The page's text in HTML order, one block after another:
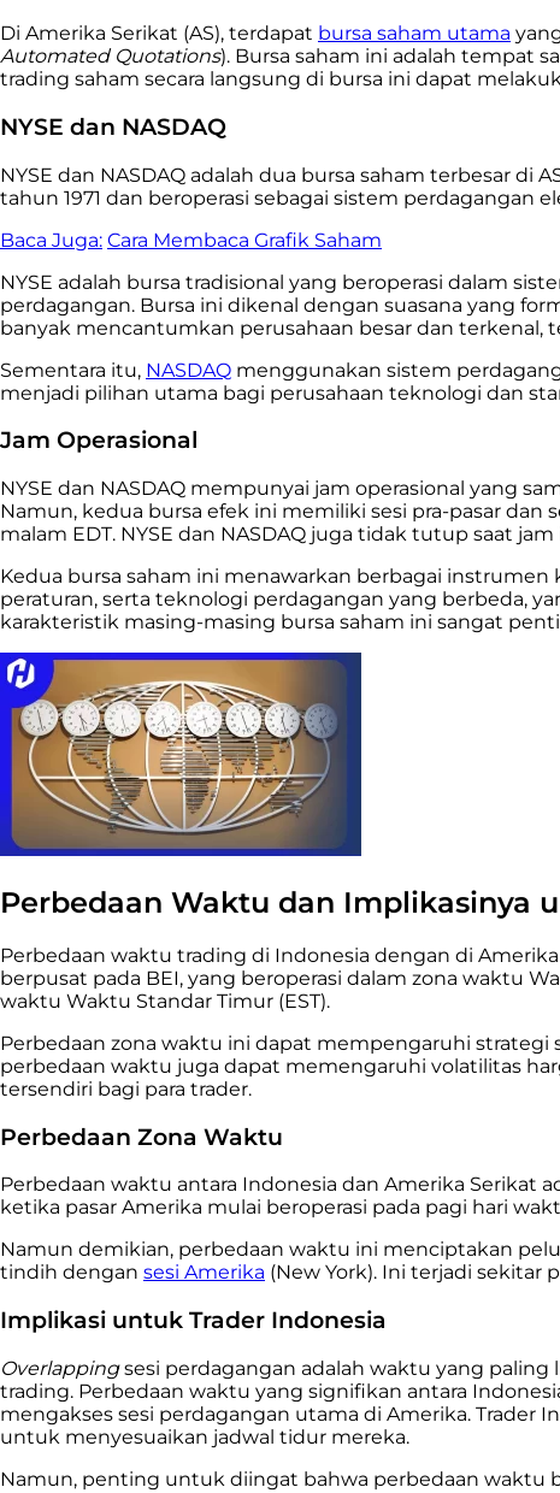
Di Amerika Serikat (AS), terdapat bursa saham utama
Automated Quotations). Bursa saham ini adalah tempat
trading saham secara langsung di bursa ini dapat
NYSE dan NASDAQ
NYSE dan NASDAQ adalah dua bursa saham terbesar di
tahun 1971 dan beroperasi sebagai sistem perdagangan
Baca Juga: Cara Membaca Grafik Saham
NYSE adalah bursa tradisional yang beroperasi dalam
perdagangan. Bursa ini dikenal dengan suasana yang
banyak mencantumkan perusahaan besar dan terkenal,
Sementara itu, NASDAQ menggunakan sistem
menjadi pilihan utama bagi perusahaan teknologi dan
Jam Operasional
NYSE dan NASDAQ mempunyai jam operasional yang
Namun, kedua bursa efek ini memiliki sesi pra-pasar dan
malam EDT. NYSE dan NASDAQ juga tidak tutup saat
Kedua bursa saham ini menawarkan berbagai
peraturan, serta teknologi perdagangan yang berbeda,
karakteristik masing-masing bursa saham ini sangat
Perbedaan Waktu dan Implikasinya
Perbedaan waktu trading di Indonesia dengan di
berpusat pada BEI, yang beroperasi dalam zona waktu
waktu Waktu Standar Timur (EST).
Perbedaan zona waktu ini dapat mempengaruhi strategi
perbedaan waktu juga dapat memengaruhi volatilitas
tersendiri bagi para trader.
Perbedaan Zona Waktu
Perbedaan waktu antara Indonesia dan Amerika Serikat
ketika pasar Amerika mulai beroperasi pada pagi hari
Namun demikian, perbedaan waktu ini menciptakan
tindih dengan sesi Amerika (New York). Ini terjadi sekitar
Implikasi untuk Trader Indonesia
Overlappingsesi perdagangan adalah waktu yang
trading. Perbedaan waktu yang signifikan antara
mengakses sesi perdagangan utama di Amerika.
untuk menyesuaikan jadwal tidur mereka.
Namun, penting untuk diingat bahwa perbedaan waktu